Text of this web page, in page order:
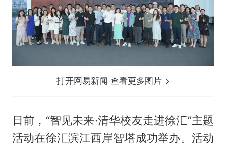
打开网易新闻 查看更多图片
日前，“智见未来·清华校友走进徐汇”主题
活动在徐汇滨江西岸智塔成功举办。活动